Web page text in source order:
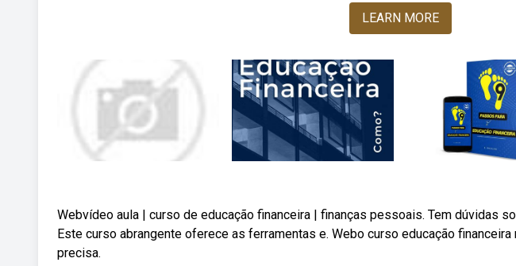
LEARN MORE
Webvídeo aula | curso de educação financeira | finanças pessoais. Tem dúvidas
Este curso abrangente oferece as ferramentas e. Webo curso educação
precisa.